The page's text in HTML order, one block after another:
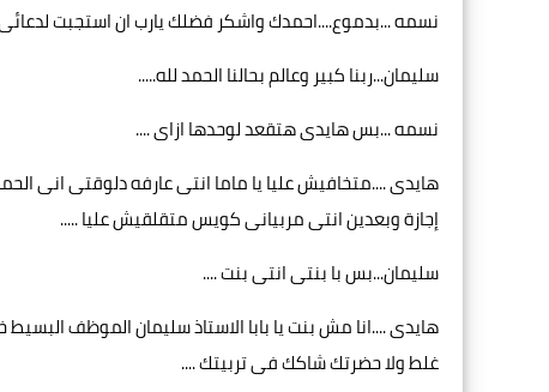
نسمه ...بدموع....احمدك واشكر فضلك يارب ان استجبت لدعائى
سليمان...ربنا كبير وعالم بحالنا الحمد لله.....
نسمه ...بس هايدى هتقعد لوحدها ازاى ....
هايدى ....متخافيش عليا يا ماما انتى عارفه دلوقتى انى
إجازة وبعدين انتى مربيانى كويس متقلقيش عليا .....
سليمان...بس با بنتى انتى بنت ....
هايدى ....انا مش بنت يا بابا الاستاذ سليمان الموظف
غلط ولا حضرتك شاكك فى تربيتك ....